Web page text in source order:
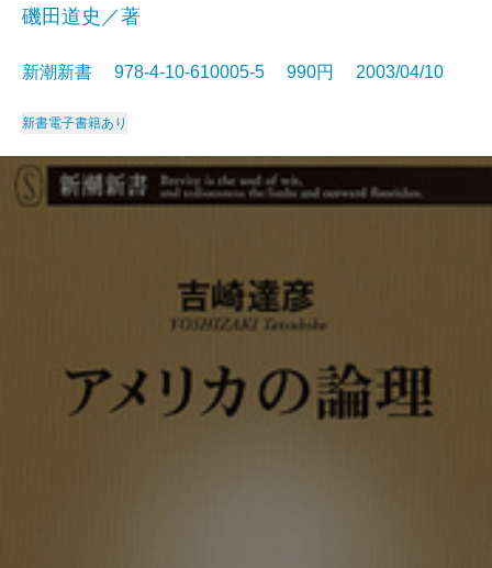
磯田道史／著
新潮新書 978-4-10-610005-5 990円 2003/04/10
新書電子書籍あり